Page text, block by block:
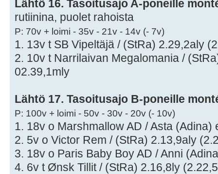
Lähtö 16. Tasoitusajo A-poneille
rutiinina, puolet rahoista
P: 70v + loimi - 35v - 21v - 14v (- 7v)
1. 13v t SB Vipeltäjä / (StRa) 2.29,2aly
2. 10v t Narrilaivan Megalomania /
02.39,1mly
Lähtö 17. Tasoitusajo B-poneille
P: 100v + loimi - 50v - 30v - 20v (- 10v)
1. 18v o Marshmallow AD / Asta (Adina)
2. 5v o Victor Rem / (StRa) 2.13,9aly
3. 18v o Paris Baby Boy AD / Anni
4. 6v t Ønsk Tillit / (StRa) 2.16,8ly